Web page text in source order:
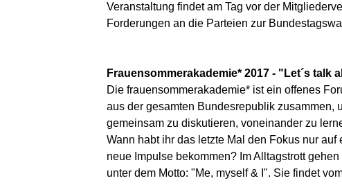
Veranstaltung findet am Tag vor der
Forderungen an die Parteien zur
Frauensommerakademie* 2017 - "Let´s talk
Die frauensommerakademie* ist ein offenes
aus der gesamten Bundesrepublik zusammen,
gemeinsam zu diskutieren, voneinander zu
Wann habt ihr das letzte Mal den Fokus nur
neue Impulse bekommen? Im Alltagstrott
unter dem Motto: "Me, myself & I". Sie findet